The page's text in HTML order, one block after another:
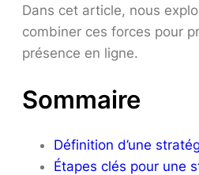
Dans cet article, nous
combiner ces forces pour
présence en ligne.
Sommaire
Définition d’une
Étapes clés pour une